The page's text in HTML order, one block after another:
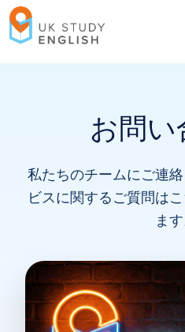
お問い
私たちのチームにご連
ビスに関するご質問は
ます